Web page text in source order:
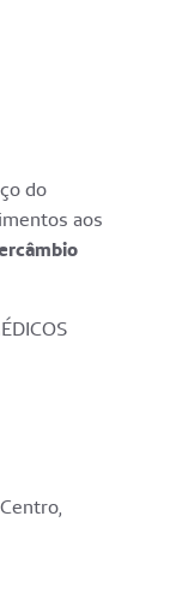
do
aos